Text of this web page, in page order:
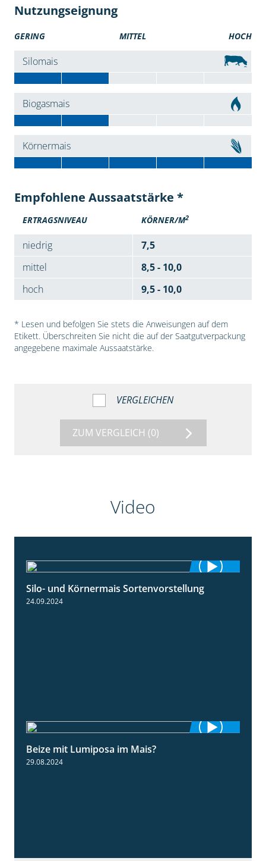
Nutzungseignung
GERING MITTEL HOCH
Silomais
Biogasmais
Körnermais
Empfohlene Aussaatstärke *
ERTRAGSNIVEAU KÖRNER/M2
niedrig
7,5
mittel
8,5 - 10,0
hoch
9,5 - 10,0
* Lesen und befolgen Sie stets die Anweisungen auf dem
Etikett. Überschreiten Sie nicht die auf der Saatgutverpackung
angegebene maximale Aussaatstärke.
VERGLEICHEN
ZUM VERGLEICH (0)
Video
4:26
Silo- und Körnermais Sortenvorstellung
24.09.2024
Beize mit Lumiposa im Mais?
29.08.2024